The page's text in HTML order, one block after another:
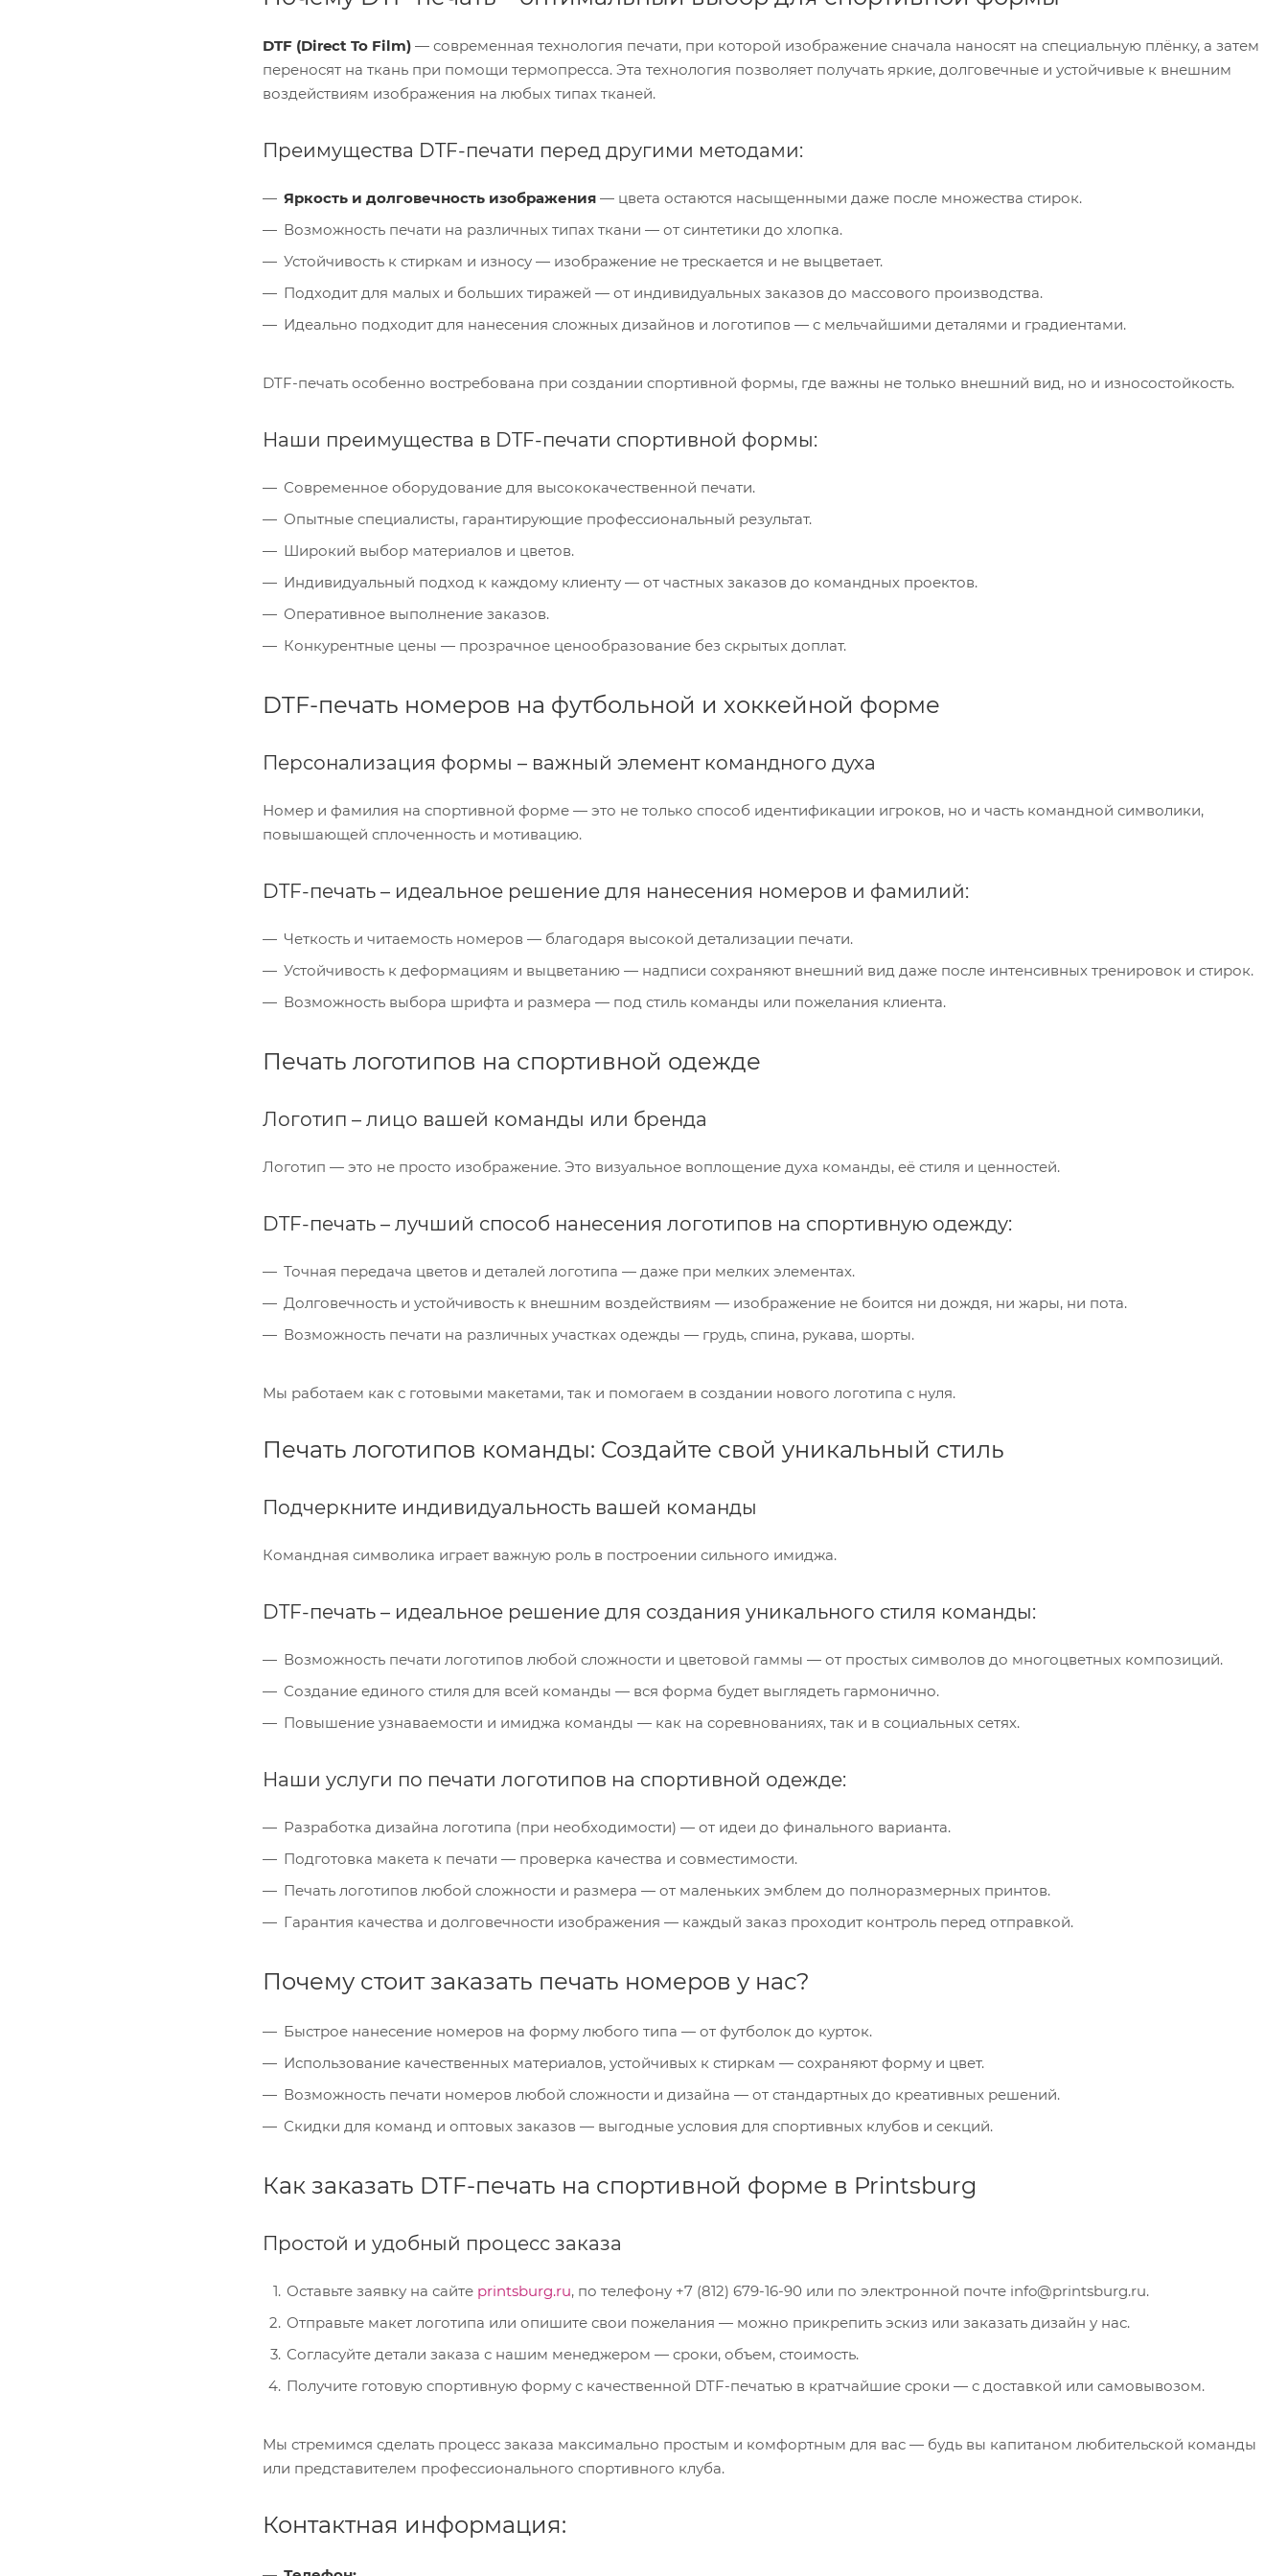
DTF (Direct To Film) — современная технология печати, при которой изображение сначала наносят на специальную плёнку, а затем
переносят на ткань при помощи термопресса. Эта технология позволяет получать яркие, долговечные и устойчивые к внешним
воздействиям изображения на любых типах тканей.
Преимущества DTF-печати перед другими методами:
Яркость и долговечность изображения — цвета остаются насыщенными даже после множества стирок.
Возможность печати на различных типах ткани — от синтетики до хлопка.
Устойчивость к стиркам и износу — изображение не трескается и не выцветает.
Подходит для малых и больших тиражей — от индивидуальных заказов до массового производства.
Идеально подходит для нанесения сложных дизайнов и логотипов — с мельчайшими деталями и градиентами.
DTF-печать особенно востребована при создании спортивной формы, где важны не только внешний вид, но и износостойкость.
Наши преимущества в DTF-печати спортивной формы:
Современное оборудование для высококачественной печати.
Опытные специалисты, гарантирующие профессиональный результат.
Широкий выбор материалов и цветов.
Индивидуальный подход к каждому клиенту — от частных заказов до командных проектов.
Оперативное выполнение заказов.
Конкурентные цены — прозрачное ценообразование без скрытых доплат.
DTF-печать номеров на футбольной и хоккейной форме
Персонализация формы – важный элемент командного духа
Номер и фамилия на спортивной форме — это не только способ идентификации игроков, но и часть командной символики,
повышающей сплоченность и мотивацию.
DTF-печать – идеальное решение для нанесения номеров и фамилий:
Четкость и читаемость номеров — благодаря высокой детализации печати.
Устойчивость к деформациям и выцветанию — надписи сохраняют внешний вид даже после интенсивных тренировок и стирок.
Возможность выбора шрифта и размера — под стиль команды или пожелания клиента.
Печать логотипов на спортивной одежде
Логотип – лицо вашей команды или бренда
Логотип — это не просто изображение. Это визуальное воплощение духа команды, её стиля и ценностей.
DTF-печать – лучший способ нанесения логотипов на спортивную одежду:
Точная передача цветов и деталей логотипа — даже при мелких элементах.
Долговечность и устойчивость к внешним воздействиям — изображение не боится ни дождя, ни жары, ни пота.
Возможность печати на различных участках одежды — грудь, спина, рукава, шорты.
Мы работаем как с готовыми макетами, так и помогаем в создании нового логотипа с нуля.
Печать логотипов команды: Создайте свой уникальный стиль
Подчеркните индивидуальность вашей команды
Командная символика играет важную роль в построении сильного имиджа.
DTF-печать – идеальное решение для создания уникального стиля команды:
Возможность печати логотипов любой сложности и цветовой гаммы — от простых символов до многоцветных композиций.
Создание единого стиля для всей команды — вся форма будет выглядеть гармонично.
Повышение узнаваемости и имиджа команды — как на соревнованиях, так и в социальных сетях.
Наши услуги по печати логотипов на спортивной одежде:
Разработка дизайна логотипа (при необходимости) — от идеи до финального варианта.
Подготовка макета к печати — проверка качества и совместимости.
Печать логотипов любой сложности и размера — от маленьких эмблем до полноразмерных принтов.
Гарантия качества и долговечности изображения — каждый заказ проходит контроль перед отправкой.
Почему стоит заказать печать номеров у нас?
Быстрое нанесение номеров на форму любого типа — от футболок до курток.
Использование качественных материалов, устойчивых к стиркам — сохраняют форму и цвет.
Возможность печати номеров любой сложности и дизайна — от стандартных до креативных решений.
Скидки для команд и оптовых заказов — выгодные условия для спортивных клубов и секций.
Как заказать DTF-печать на спортивной форме в Printsburg
Простой и удобный процесс заказа
Оставьте заявку на сайте printsburg.ru, по телефону +7 (812) 679-16-90 или по электронной почте info@printsburg.ru.
Отправьте макет логотипа или опишите свои пожелания — можно прикрепить эскиз или заказать дизайн у нас.
Согласуйте детали заказа с нашим менеджером — сроки, объем, стоимость.
Получите готовую спортивную форму с качественной DTF-печатью в кратчайшие сроки — с доставкой или самовывозом.
Мы стремимся сделать процесс заказа максимально простым и комфортным для вас — будь вы капитаном любительской команды
или представителем профессионального спортивного клуба.
Контактная информация:
Panasonic
Pantum
Ricoh
Xerox